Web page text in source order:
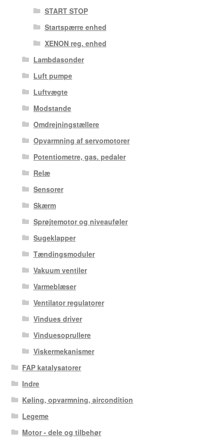
START STOP
Startspærre enhed
XENON reg. enhed
Lambdasonder
Luft pumpe
Luftvægte
Modstande
Omdrejningstællere
Opvarmning af servomotorer
Potentiometre, gas. pedaler
Relæ
Sensorer
Skærm
Sprøjtemotor og niveauføler
Sugeklapper
Tændingsmoduler
Vakuum ventiler
Varmeblæser
Ventilator regulatorer
Vindues driver
Vinduesoprullere
Viskermekanismer
FAP katalysatorer
Indre
Køling, opvarmning, aircondition
Legeme
Motor - dele og tilbehør